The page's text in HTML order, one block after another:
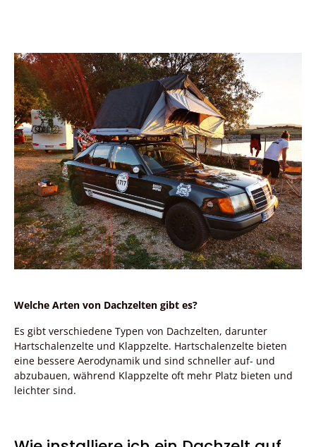
Welche Arten von Dachzelten gibt es?
Es gibt verschiedene Typen von Dachzelten, darunter
Hartschalenzelte und Klappzelte. Hartschalenzelte bieten
eine bessere Aerodynamik und sind schneller auf- und
abzubauen, während Klappzelte oft mehr Platz bieten und
leichter sind.